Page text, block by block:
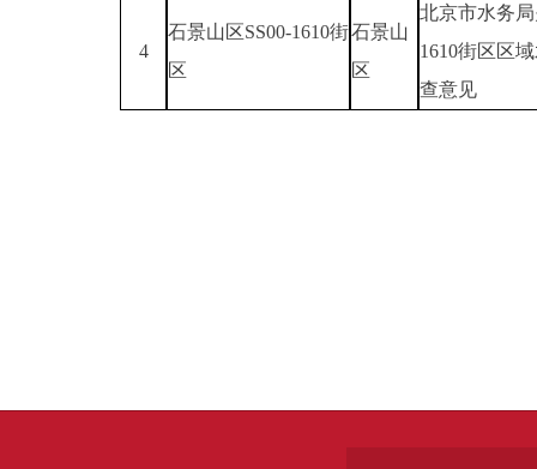
4
石景山区SS00-1610街
区
石景山
区
北京市水务
1610街区区
查意见